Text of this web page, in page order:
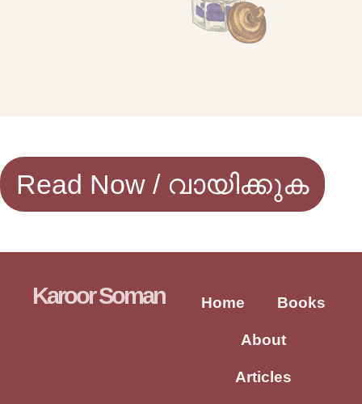
Read Now / വായിക്കുക
Karoor Soman Home Books
About
Articles